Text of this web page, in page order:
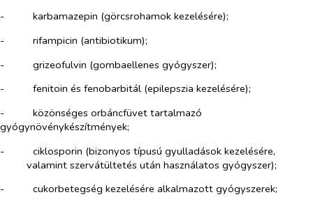
-​
karbamazepin (görcsrohamok kezelésére);
-​
rifampicin (antibiotikum);
-​
grizeofulvin (gombaellenes gyógyszer);
-​
fenitoin és fenobarbitál (epilepszia kezelésére);
-​
közönséges orbáncfüvet tartalmazó
gyógynövénykészítmények;
-​
ciklosporin (bizonyos típusú gyulladások kezelésére,
valamint szervátültetés után használatos gyógyszer);
-​
cukorbetegség kezelésére alkalmazott gyógyszerek;